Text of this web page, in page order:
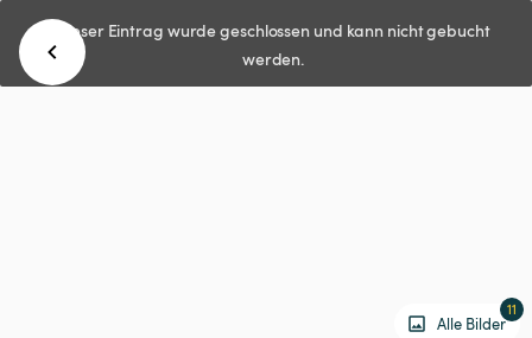
Dieser Eintrag wurde geschlossen und kann nicht gebucht
werden.
Alle Bilder
11